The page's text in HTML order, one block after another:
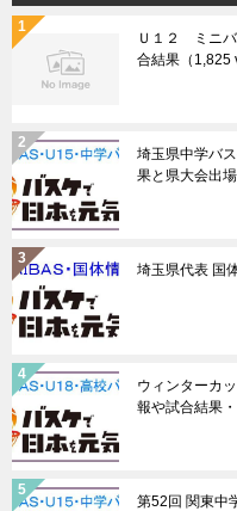
Ｕ１２ ミニ
合結果 （1,825
埼玉県中学バ
果と県大会出
埼玉県代表 国
ウィンターカ
報や試合結果
第52回 関東中